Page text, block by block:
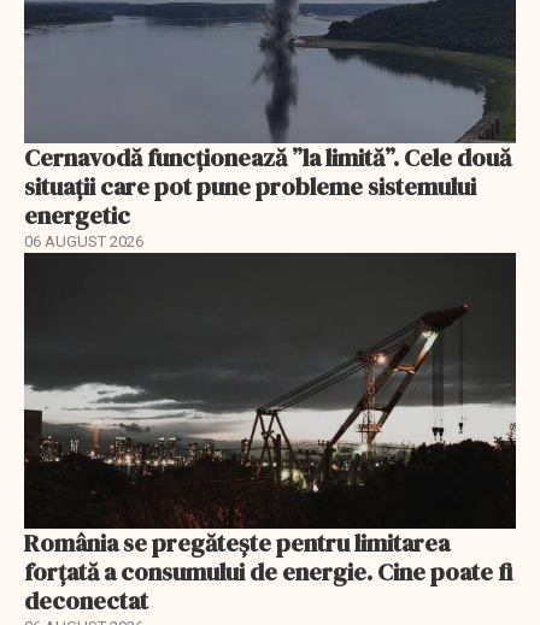
Cernavodă funcționează ”la limită”. Cele două
situații care pot pune probleme sistemului
energetic
06 AUGUST 2026
România se pregătește pentru limitarea
forțată a consumului de energie. Cine poate fi
deconectat